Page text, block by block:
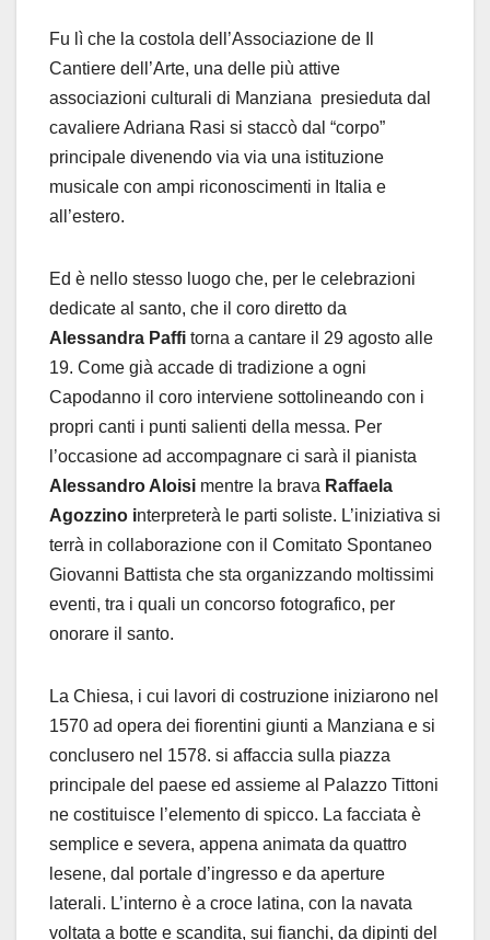
Fu lì che la costola dell’Associazione de Il
Cantiere dell’Arte, una delle più attive
associazioni culturali di Manziana presieduta dal
cavaliere Adriana Rasi si staccò dal “corpo”
principale divenendo via via una istituzione
musicale con ampi riconoscimenti in Italia e
all’estero.
Ed è nello stesso luogo che, per le celebrazioni
dedicate al santo, che il coro diretto da
Alessandra Paffi torna a cantare il 29 agosto alle
19. Come già accade di tradizione a ogni
Capodanno il coro interviene sottolineando con i
propri canti i punti salienti della messa. Per
l’occasione ad accompagnare ci sarà il pianista
Alessandro Aloisi mentre la brava Raffaela
Agozzino interpreterà le parti soliste. L’iniziativa si
terrà in collaborazione con il Comitato Spontaneo
Giovanni Battista che sta organizzando moltissimi
eventi, tra i quali un concorso fotografico, per
onorare il santo.
La Chiesa, i cui lavori di costruzione iniziarono nel
1570 ad opera dei fiorentini giunti a Manziana e si
conclusero nel 1578. si affaccia sulla piazza
principale del paese ed assieme al Palazzo Tittoni
ne costituisce l’elemento di spicco. La facciata è
semplice e severa, appena animata da quattro
lesene, dal portale d’ingresso e da aperture
laterali. L’interno è a croce latina, con la navata
voltata a botte e scandita, sui fianchi, da dipinti del